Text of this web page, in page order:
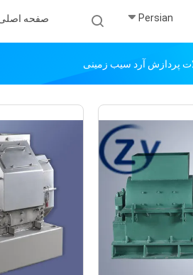
صفحه Persian
پردازش آرد سیب زمینی